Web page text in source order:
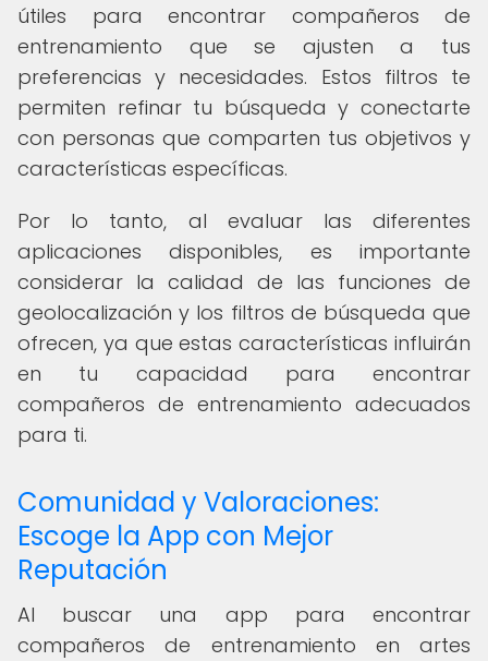
útiles para encontrar compañeros de
entrenamiento que se ajusten a tus
preferencias y necesidades. Estos filtros te
permiten refinar tu búsqueda y conectarte
con personas que comparten tus objetivos y
características específicas.
Por lo tanto, al evaluar las diferentes
aplicaciones disponibles, es importante
considerar la calidad de las funciones de
geolocalización y los filtros de búsqueda que
ofrecen, ya que estas características influirán
en tu capacidad para encontrar
compañeros de entrenamiento adecuados
para ti.
Comunidad y Valoraciones:
Escoge la App con Mejor
Reputación
Al buscar una app para encontrar
compañeros de entrenamiento en artes